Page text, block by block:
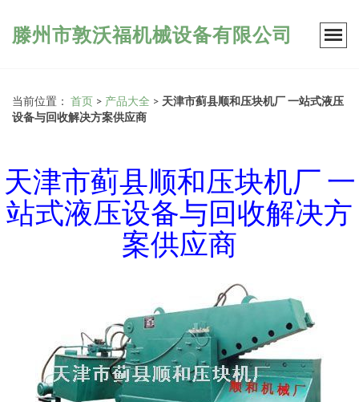
滕州市敦沃福机械设备有限公司
当前位置： 首页 > 产品大全 > 天津市蓟县顺和压块机厂 一站式液压
设备与回收解决方案供应商
天津市蓟县顺和压块机厂 一
站式液压设备与回收解决方
案供应商